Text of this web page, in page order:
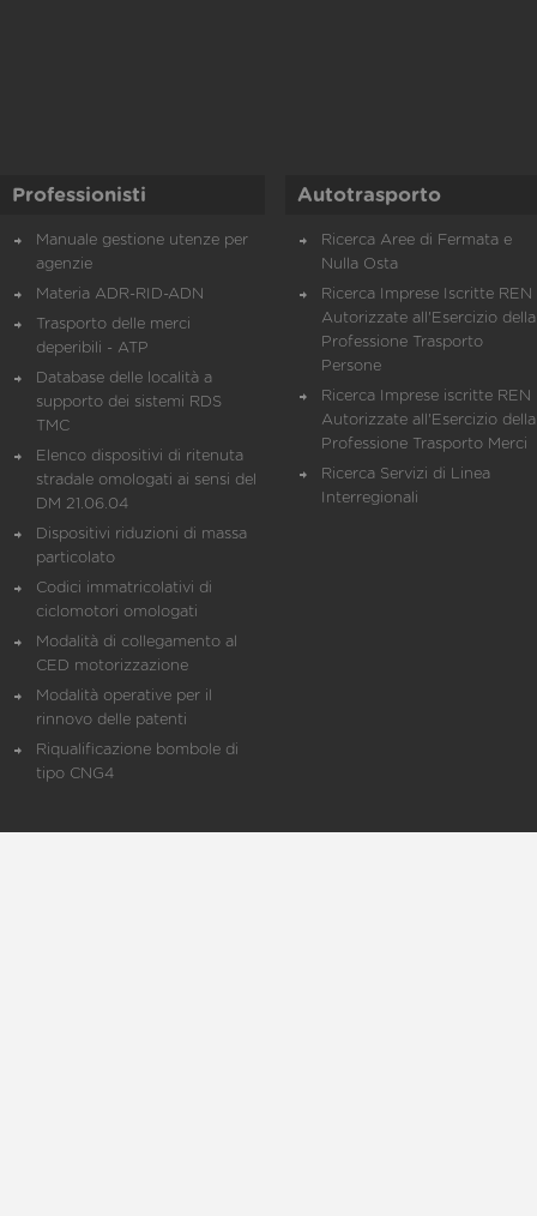
Professionisti
Manuale gestione utenze per
agenzie
Materia ADR-RID-ADN
Trasporto delle merci
deperibili - ATP
Database delle località a
supporto dei sistemi RDS
TMC
Elenco dispositivi di ritenuta
stradale omologati ai sensi del
DM 21.06.04
Dispositivi riduzioni di massa
particolato
Codici immatricolativi di
ciclomotori omologati
Modalità di collegamento al
CED motorizzazione
Modalità operative per il
rinnovo delle patenti
Riqualificazione bombole di
tipo CNG4
Autotrasporto
Ricerca Aree di Fermata e
Nulla Osta
Ricerca Imprese Iscritte REN
Autorizzate all'Esercizio della
Professione Trasporto
Persone
Ricerca Imprese iscritte REN
Autorizzate all'Esercizio della
Professione Trasporto Merci
Ricerca Servizi di Linea
Interregionali